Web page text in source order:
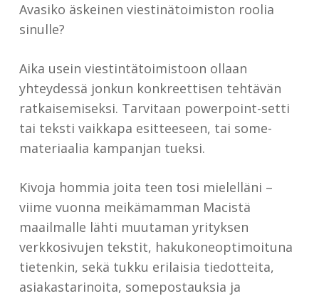
Avasiko äskeinen viestinätoimiston roolia
sinulle?
Aika usein viestintätoimistoon ollaan
yhteydessä jonkun konkreettisen tehtävän
ratkaisemiseksi. Tarvitaan powerpoint-setti
tai teksti vaikkapa esitteeseen, tai some-
materiaalia kampanjan tueksi.
Kivoja hommia joita teen tosi mielelläni –
viime vuonna meikämamman Macistä
maailmalle lähti muutaman yrityksen
verkkosivujen tekstit, hakukoneoptimoituna
tietenkin, sekä tukku erilaisia tiedotteita,
asiakastarinoita, somepostauksia ja